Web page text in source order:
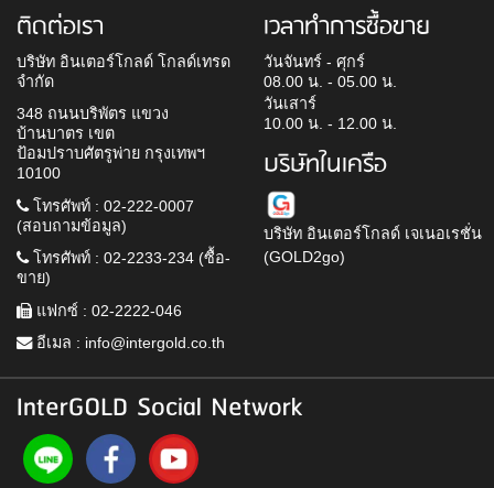
ติดต่อเรา
บริษัท อินเตอร์โกลด์ โกลด์เทรด
จำกัด
348 ถนนบริพัตร แขวง
บ้านบาตร เขต
ป้อมปราบศัตรูพ่าย กรุงเทพฯ
10100
โทรศัพท์ : 02-222-0007
(สอบถามข้อมูล)
โทรศัพท์ : 02-2233-234 (ซื้อ-
ขาย)
แฟกซ์ : 02-2222-046
อีเมล : info@intergold.co.th
เวลาทำการซื้อขาย
วันจันทร์ - ศุกร์
08.00 น. - 05.00 น.
วันเสาร์
10.00 น. - 12.00 น.
บริษัทในเครือ
บริษัท อินเตอร์โกลด์ เจเนอเรชั่น
(GOLD2go)
InterGOLD Social Network